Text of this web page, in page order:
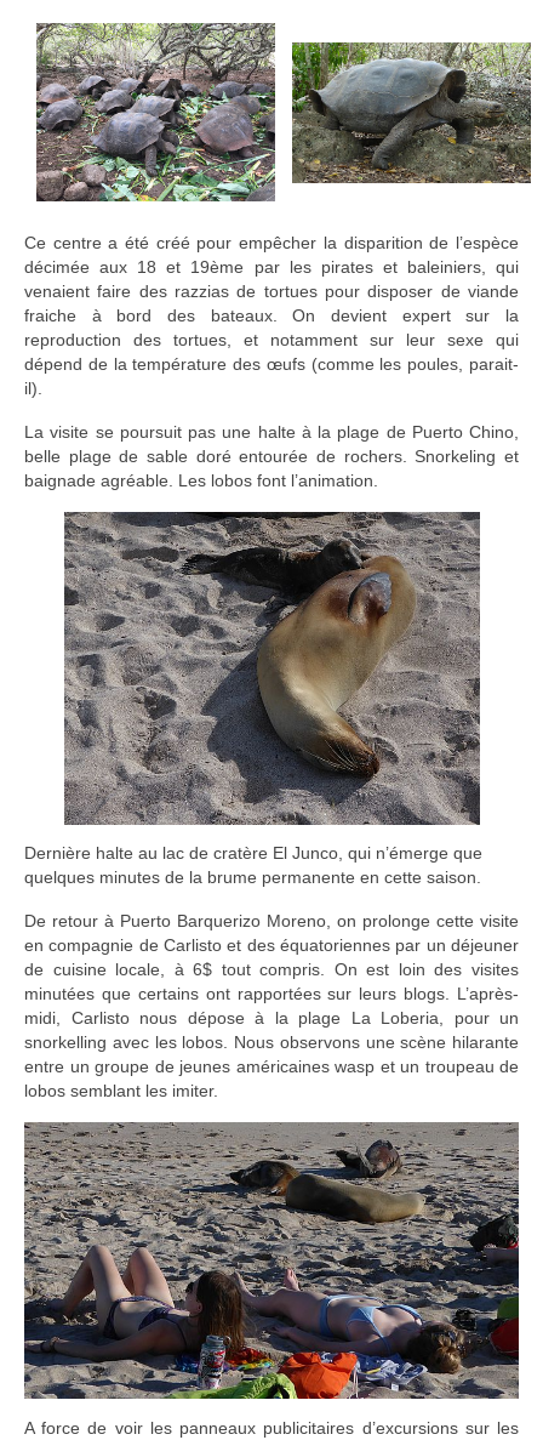
Ce centre a été créé pour empêcher la disparition de l’espèce
décimée aux 18 et 19ème par les pirates et baleiniers, qui
venaient faire des razzias de tortues pour disposer de viande
fraiche à bord des bateaux. On devient expert sur la
reproduction des tortues, et notamment sur leur sexe qui
dépend de la température des œufs (comme les poules, parait-
il).
La visite se poursuit pas une halte à la plage de Puerto Chino,
belle plage de sable doré entourée de rochers. Snorkeling et
baignade agréable. Les lobos font l’animation.
Dernière halte au lac de cratère El Junco, qui n’émerge que
quelques minutes de la brume permanente en cette saison.
De retour à Puerto Barquerizo Moreno, on prolonge cette visite
en compagnie de Carlisto et des équatoriennes par un déjeuner
de cuisine locale, à 6$ tout compris. On est loin des visites
minutées que certains ont rapportées sur leurs blogs. L’après-
midi, Carlisto nous dépose à la plage La Loberia, pour un
snorkelling avec les lobos. Nous observons une scène hilarante
entre un groupe de jeunes américaines wasp et un troupeau de
lobos semblant les imiter.
A force de voir les panneaux publicitaires d’excursions sur les